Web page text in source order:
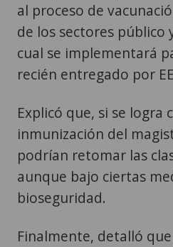
al proceso de
de los sectores público
cual se implementará
recién entregado por
Explicó que, si se logra
inmunización del
podrían retomar las
aunque bajo ciertas
bioseguridad.
Finalmente, detalló